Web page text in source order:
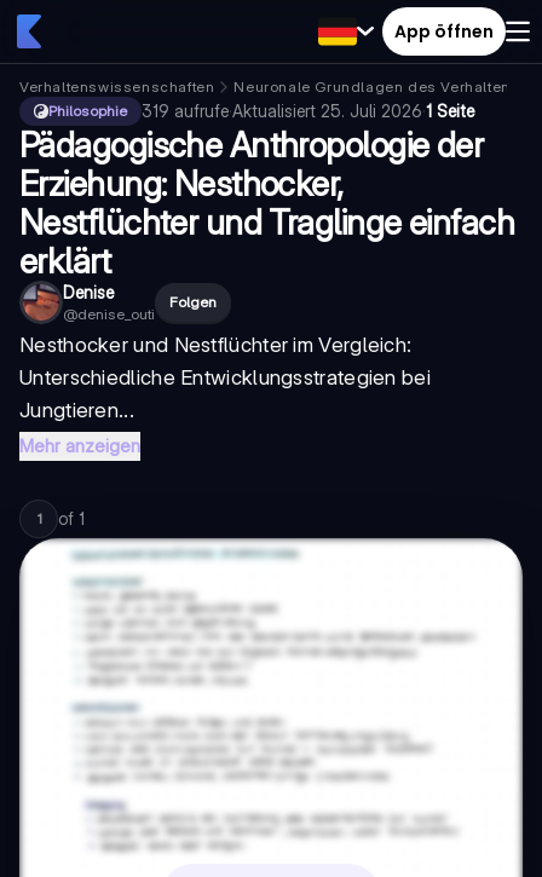
App öffnen
Verhaltenswissenschaften
Neuronale Grundlagen des Verhaltens
Philosophie
319 aufrufe·Aktualisiert 25. Juli 2026·1 Seite
Pädagogische Anthropologie der
Erziehung: Nesthocker,
Nestflüchter und Traglinge einfach
erklärt
Denise
@denise_outi
Folgen
Nesthocker und Nestflüchter im Vergleich:
Unterschiedliche Entwicklungsstrategien bei
Jungtieren...
Mehr anzeigen
1 of 1